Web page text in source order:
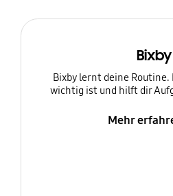
Bixby
Bixby lernt deine Routine.
wichtig ist und hilft dir
Mehr